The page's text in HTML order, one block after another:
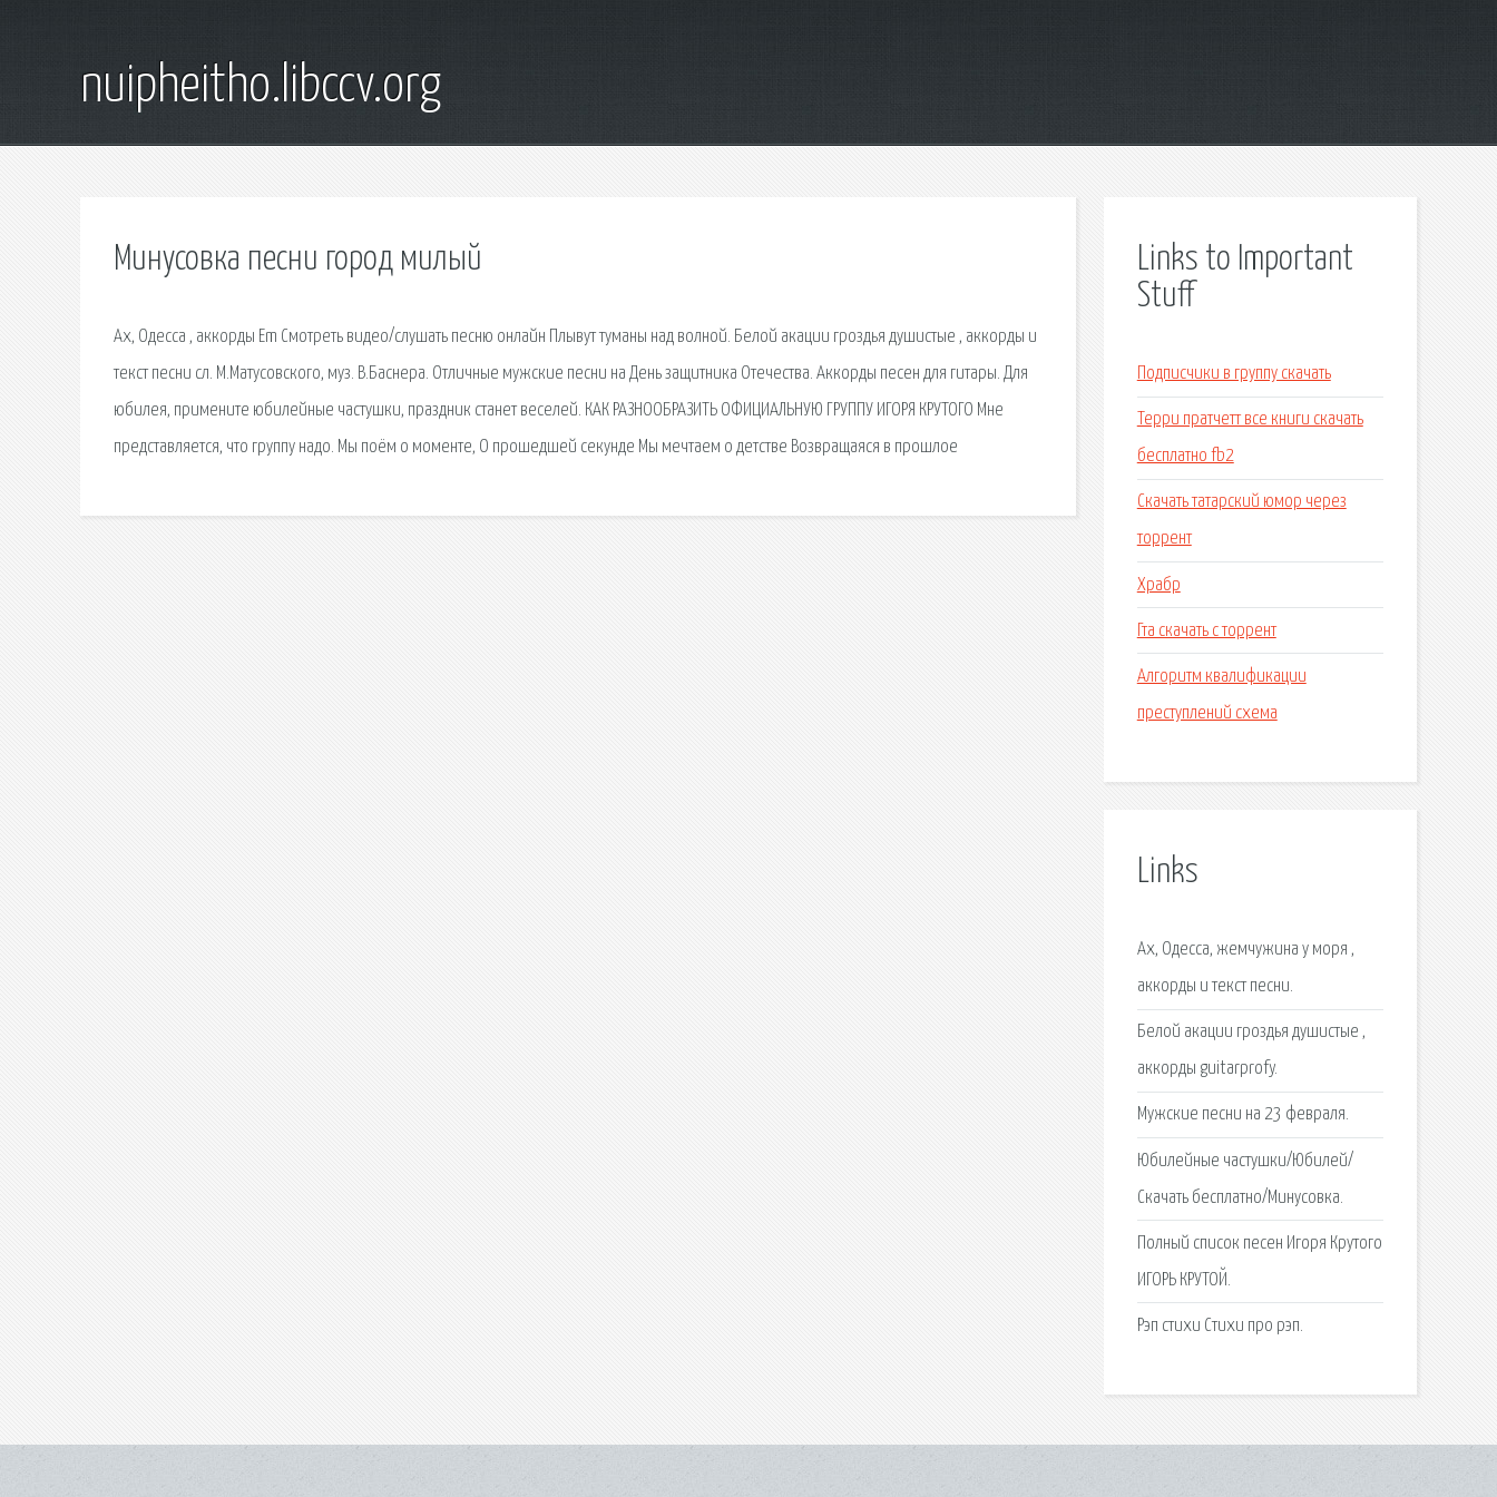
nuipheitho.libccv.org
Минусовка песни город милый
Ах, Одесса , аккорды Em Смотреть видео/слушать песню онлайн Плывут туманы над волной. Белой акации гроздья душистые , аккорды и
текст песни сл. М.Матусовского, муз. В.Баснера. Отличные мужские песни на День защитника Отечества. Аккорды песен для гитары. Для
юбилея, примените юбилейные частушки, праздник станет веселей. КАК РАЗНООБРАЗИТЬ ОФИЦИАЛЬНУЮ ГРУППУ ИГОРЯ КРУТОГО Мне
представляется, что группу надо. Мы поём о моменте, О прошедшей секунде Мы мечтаем о детстве Возвращаяся в прошлое
Links to Important
Stuff
Подписчики в группу скачать
Терри пратчетт все книги скачать
бесплатно fb2
Скачать татарский юмор через
торрент
Храбр
Гта скачать с торрент
Алгоритм квалификации
преступлений схема
Links
Ах, Одесса, жемчужина у моря ,
аккорды и текст песни.
Белой акации гроздья душистые ,
аккорды guitarprofy.
Мужские песни на 23 февраля.
Юбилейные частушки/Юбилей/
Скачать бесплатно/Минусовка.
Полный список песен Игоря Крутого
ИГОРЬ КРУТОЙ.
Рэп стихи Стихи про рэп.